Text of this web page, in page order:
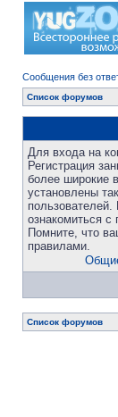
Сообщения без
Список форумов
Для входа на
Регистрация
более широкие
установлены
ознакомиться
Помните, что
правилами.
Список форумов